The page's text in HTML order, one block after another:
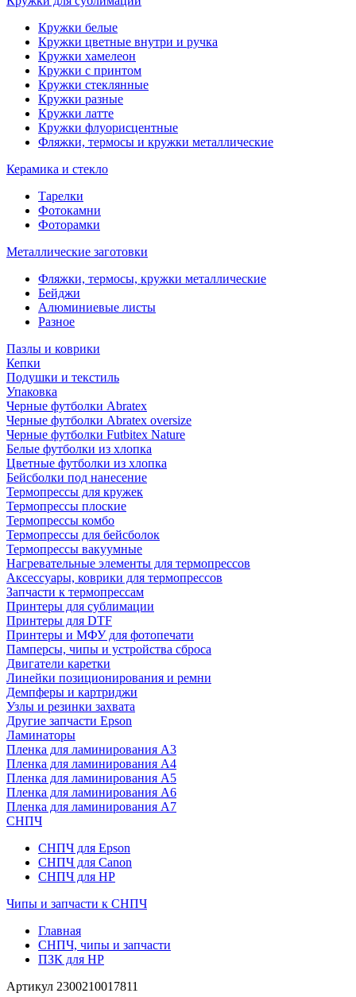
Кружки белые
Кружки цветные внутри и ручка
Кружки хамелеон
Кружки c принтом
Кружки стеклянные
Кружки разные
Кружки латте
Кружки флуорисцентные
Фляжки, термосы и кружки металлические
Керамика и стекло
Тарелки
Фотокамни
Фоторамки
Металлические заготовки
Фляжки, термосы, кружки металлические
Бейджи
Алюминиевые листы
Разное
Пазлы и коврики
Кепки
Подушки и текстиль
Упаковка
Черные футболки Abratex
Черные футболки Abratex oversize
Черные футболки Futbitex Nature
Белые футболки из хлопка
Цветные футболки из хлопка
Бейсболки под нанесение
Термопрессы для кружек
Термопрессы плоские
Термопрессы комбо
Термопрессы для бейсболок
Термопрессы вакуумные
Нагревательные элементы для термопрессов
Аксессуары, коврики для термопрессов
Запчасти к термопрессам
Принтеры для сублимации
Принтеры для DTF
Принтеры и МФУ для фотопечати
Памперсы, чипы и устройства сброса
Двигатели каретки
Линейки позиционирования и ремни
Демпферы и картриджи
Узлы и резинки захвата
Другие запчасти Epson
Ламинаторы
Пленка для ламинирования А3
Пленка для ламинирования А4
Пленка для ламинирования А5
Пленка для ламинирования А6
Пленка для ламинирования А7
СНПЧ
СНПЧ для Epson
СНПЧ для Canon
СНПЧ для HP
Чипы и запчасти к СНПЧ
Главная
СНПЧ, чипы и запчасти
ПЗК для HP
Артикул 2300210017811